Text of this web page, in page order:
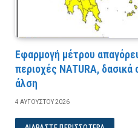
Εφαρμογή μέτρου
περιοχές NATURA,
άλση
4 ΑΥΓΟΎΣΤΟΥ 2026